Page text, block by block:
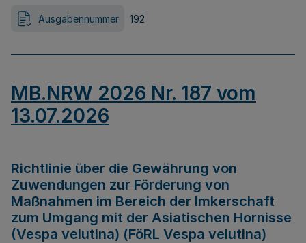
Ausgabennummer 192
MB.NRW 2026 Nr. 187 vom
13.07.2026
Richtlinie über die Gewährung von
Zuwendungen zur Förderung von
Maßnahmen im Bereich der Imkerschaft
zum Umgang mit der Asiatischen Hornisse
(Vespa velutina) (FöRL Vespa velutina)